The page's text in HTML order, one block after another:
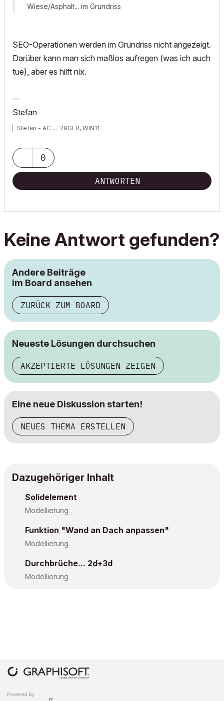
Wiese/Asphalt... im Grundriss
SEO-Operationen werden im Grundriss nicht angezeigt.
Darüber kann man sich maßlos aufregen (was ich auch
tue), aber es hilft nix.
--
Stefan
Stefan - AC ...-29GER, WIN11
0
ANTWORTEN
Keine Antwort gefunden?
Andere Beiträge
im Board ansehen
ZURÜCK ZUM BOARD
Neueste Lösungen durchsuchen
AKZEPTIERTE LÖSUNGEN ZEIGEN
Eine neue Diskussion starten!
NEUES THEMA ERSTELLEN
Dazugehöriger Inhalt
Solidelement
Modellierung
Funktion "Wand an Dach anpassen"
Modellierung
Durchbrüche... 2d+3d
Modellierung